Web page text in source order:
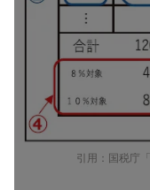
引用：国税庁「